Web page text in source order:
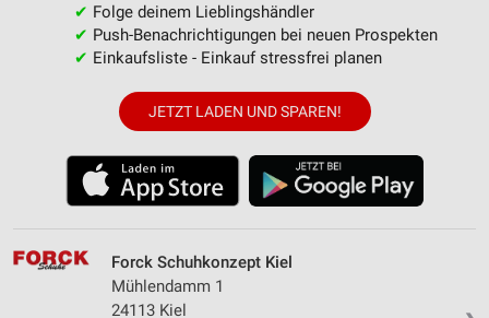
✔ Folge deinem Lieblingshändler
✔ Push-Benachrichtigungen bei neuen Prospekten
✔ Einkaufsliste - Einkauf stressfrei planen
JETZT LADEN UND SPAREN!
Forck Schuhkonzept Kiel
Mühlendamm 1
24113 Kiel